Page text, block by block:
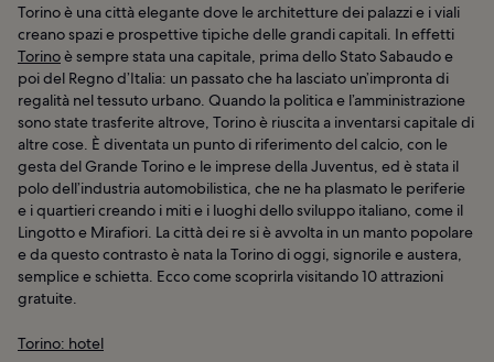
Torino è una città elegante dove le architetture dei palazzi e i viali
creano spazi e prospettive tipiche delle grandi capitali. In effetti
Torinoè sempre stata una capitale, prima dello Stato Sabaudo e
poi del Regno d’Italia: un passato che ha lasciato un’impronta di
regalità nel tessuto urbano. Quando la politica e l’amministrazione
sono state trasferite altrove, Torino è riuscita a inventarsi capitale di
altre cose. È diventata un punto di riferimento del calcio, con le
gesta del Grande Torino e le imprese della Juventus, ed è stata il
polo dell’industria automobilistica, che ne ha plasmato le periferie
e i quartieri creando i miti e i luoghi dello sviluppo italiano, come il
Lingotto e Mirafiori. La città dei re si è avvolta in un manto popolare
e da questo contrasto è nata la Torino di oggi, signorile e austera,
semplice e schietta. Ecco come scoprirla visitando 10 attrazioni
gratuite.
Torino: hotel